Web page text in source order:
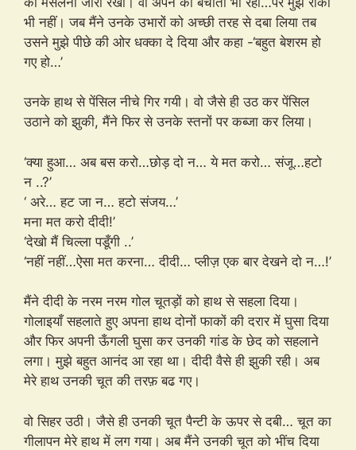
भी नहीं। जब मैंने उनके उभारों को अच्छी तरह से दबा लिया तब
उसने मुझे पीछे की ओर धक्का दे दिया और कहा -‘बहुत बेशरम हो
गए हो…’
उनके हाथ से पेंसिल नीचे गिर गयी। वो जैसे ही उठ कर पेंसिल
उठाने को झुकी, मैंने फिर से उनके स्तनों पर कब्जा कर लिया।
‘क्या हुआ… अब बस करो…छोड़ दो न… ये मत करो… संजू…हटो
न ..?’
‘ अरे… हट जा न… हटो संजय…’
मना मत करो दीदी!’
‘देखो मैं चिल्ला पडूँगी ..’
‘नहीं नहीं…ऐसा मत करना… दीदी… प्लीज़ एक बार देखने दो न…!’
मैंने दीदी के नरम नरम गोल चूतड़ों को हाथ से सहला दिया।
गोलाइयाँ सहलाते हुए अपना हाथ दोनों फाकों की दरार में घुसा दिया
और फिर अपनी ऊँगली घुसा कर उनकी गांड के छेद को सहलाने
लगा। मुझे बहुत आनंद आ रहा था। दीदी वैसे ही झुकी रही। अब
मेरे हाथ उनकी चूत की तरफ़ बढ गए।
वो सिहर उठी। जैसे ही उनकी चूत पैन्टी के ऊपर से दबी… चूत का
गीलापन मेरे हाथ में लग गया। अब मैंने उनकी चूत को भींच दिया